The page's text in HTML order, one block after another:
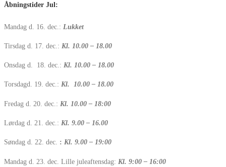
Åbningstider Jul:
Mandag d. 16. dec.: Lukket
Tirsdag d. 17. dec.: Kl. 10.00 – 18.00
Onsdag d. 18. dec.: Kl. 10.00 – 18.00
Torsdagd. 19. dec.: Kl. 10.00 – 18.00
Fredag d. 20. dec.: Kl. 10.00 – 18:00
Lørdag d. 21. dec.: Kl. 9.00 – 16.00
Søndag d. 22. dec. : Kl. 9.00 – 19:00
Mandag d. 23. dec. Lille juleaftensdag: Kl. 9:00 – 16:00